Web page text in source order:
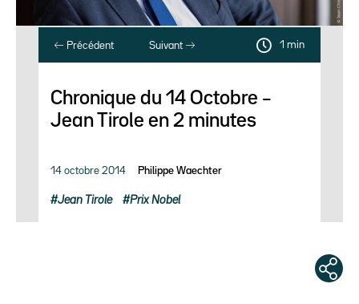
Précédent Suivant 1 min
Chronique du 14 Octobre –
Jean Tirole en 2 minutes
14 octobre 2014 Philippe Waechter
Jean Tirole Prix Nobel